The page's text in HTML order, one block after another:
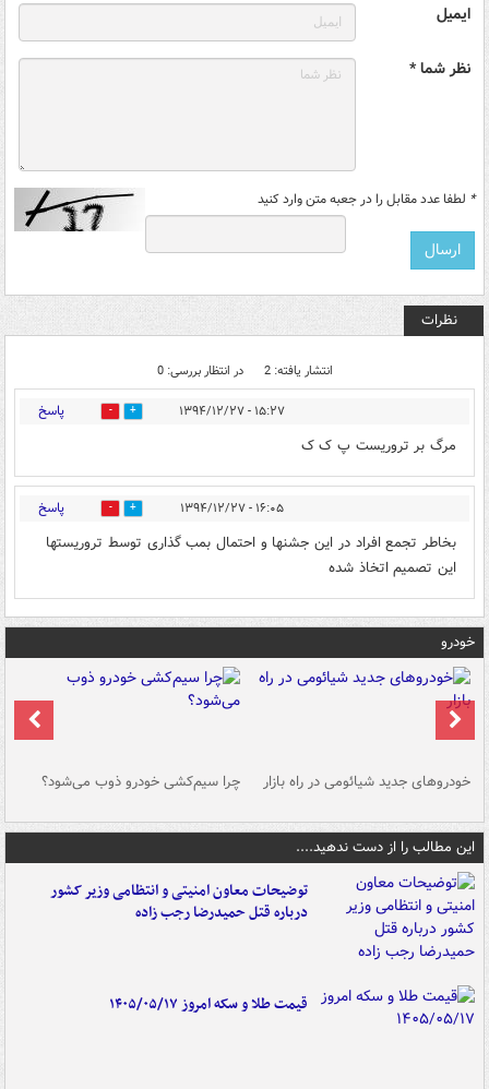
ایمیل
نظر شما *
* لطفا عدد مقابل را در جعبه متن وارد کنید
نظرات
انتشار یافته: 2 در انتظار بررسی: 0
۱۵:۲۷ - ۱۳۹۴/۱۲/۲۷ 0 پاسخ
مرگ بر تروریست پ ک ک
۱۶:۰۵ - ۱۳۹۴/۱۲/۲۷ 0 پاسخ
بخاطر تجمع افراد در این جشنها و احتمال بمب گذاری توسط تروریستها
این تصمیم اتخاذ شده
خودرو
خودروهای جدید شیائومی در راه بازار چرا سیم‌کشی خودرو ذوب می‌شود؟
این مطالب را از دست ندهید....
توضیحات معاون امنیتی و انتظامی وزیر کشور
درباره قتل حمیدرضا رجب زاده
قیمت طلا و سکه امروز ۱۴۰۵/۰۵/۱۷